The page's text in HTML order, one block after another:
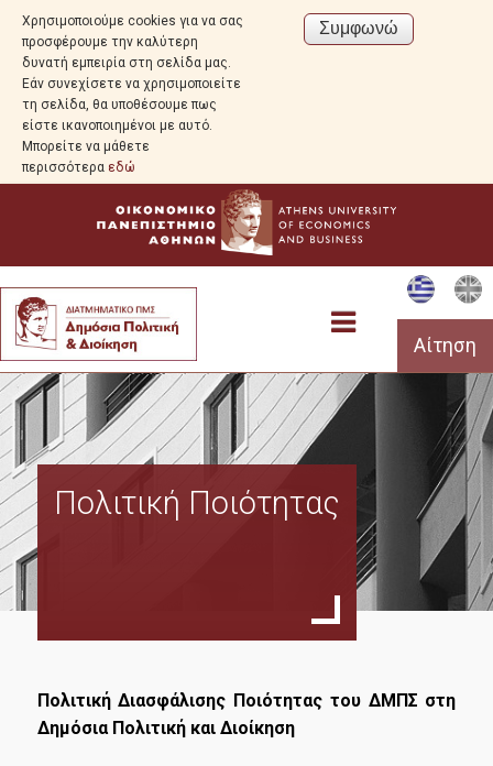
Χρησιμοποιούμε cookies για να σας
προσφέρουμε την καλύτερη
δυνατή εμπειρία στη σελίδα μας.
Εάν συνεχίσετε να χρησιμοποιείτε
τη σελίδα, θα υποθέσουμε πως
είστε ικανοποιημένοι με αυτό.
Μπορείτε να μάθετε
περισσότερα εδώ
Αίτηση
Το Μεταπτυχιακό Πρόγραμμα
Μήνυμα Διευθυντή
Επιτροπή Προγράμματος Σπουδών
Εξωτερική Συμβουλευτική Επιτροπή
Πολιτική Ποιότητας
Πολιτική Διασφάλισης Ποιότητας του ΔΜΠΣ στη
Δημόσια Πολιτική και Διοίκηση